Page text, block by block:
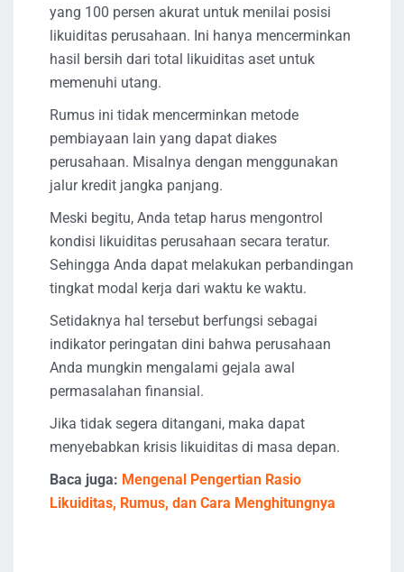
yang 100 persen akurat untuk menilai posisi
likuiditas perusahaan. Ini hanya mencerminkan
hasil bersih dari total likuiditas aset untuk
memenuhi utang.
Rumus ini tidak mencerminkan metode
pembiayaan lain yang dapat diakes
perusahaan. Misalnya dengan menggunakan
jalur kredit jangka panjang.
Meski begitu, Anda tetap harus mengontrol
kondisi likuiditas perusahaan secara teratur.
Sehingga Anda dapat melakukan perbandingan
tingkat modal kerja dari waktu ke waktu.
Setidaknya hal tersebut berfungsi sebagai
indikator peringatan dini bahwa perusahaan
Anda mungkin mengalami gejala awal
permasalahan finansial.
Jika tidak segera ditangani, maka dapat
menyebabkan krisis likuiditas di masa depan.
Baca juga: Mengenal Pengertian Rasio
Likuiditas, Rumus, dan Cara Menghitungnya